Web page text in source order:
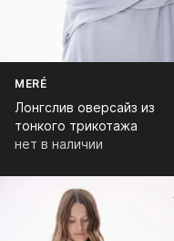
MERÉ
Лонгслив оверсайз из
тонкого трикотажа
нет в наличии